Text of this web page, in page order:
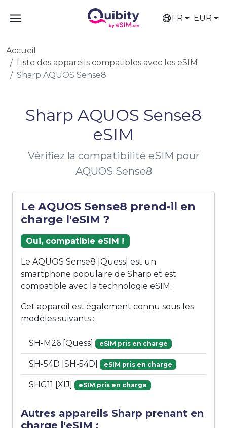
FR EUR
Accueil
Liste des appareils compatibles avec les eSIM
Sharp AQUOS Sense8
Sharp AQUOS Sense8
eSIM
Vérifiez la compatibilité eSIM pour
AQUOS Sense8
Le AQUOS Sense8 prend-il en
charge l'eSIM ?
Oui, compatible eSIM !
Le AQUOS Sense8 [Quess] est un
smartphone populaire de Sharp et est
compatible avec la technologie eSIM.
Cet appareil est également connu sous les
modèles suivants :
SH-M26 [Quess] eSIM pris en charge
SH-54D [SH-54D] eSIM pris en charge
SHG11 [XIJ] eSIM pris en charge
Autres appareils Sharp prenant en
charge l'eSIM :